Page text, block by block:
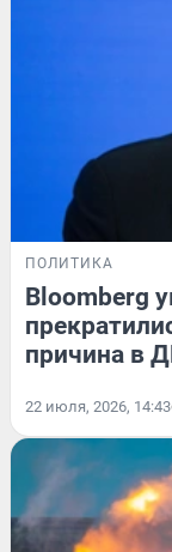
ПОЛИТИКА
Bloomberg
причина в
22 июля, 2026, 14:43